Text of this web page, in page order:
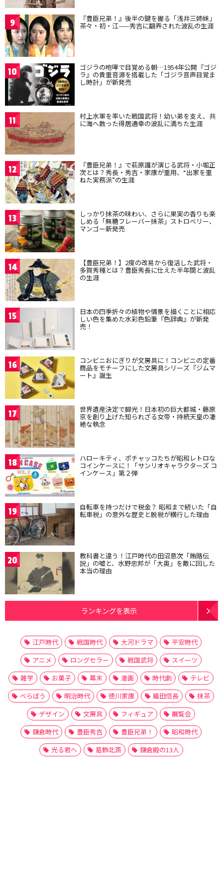
9 『豊臣兄弟！』後半の鍵を握る「浅井三姉妹」
茶々・初・江——秀吉に翻弄された波乱の生涯
10 ゴジラの咆哮で目覚める朝…1954年公開『ゴジ
ラ』の貴重音源を搭載した「ゴジラ音声目覚ま
し時計」が新発売
11 村上水軍を率いた戦国武将！幼い弟を支え、共
に海へ散った得居通幸の波乱に満ちた生涯
12 『豊臣兄弟！』で萩原護が演じる武将・小堀正
次とは？秀長・秀吉・家康が重用、“出家を重
ねた実務派”の生涯
13 しっかり抹茶の味わい、さらに果実の香りも楽
しめる「無糖フレーバー抹茶」ストロベリー、
マンゴー新発売
14 【豊臣兄弟！】2度の改易から復活した武将・
多賀秀種とは？豊臣秀長に仕えた半年間と波乱
の生涯
15 日本の四季折々の植物や情景を描くことに相応
しい色を集めた水彩色鉛筆『色辞典』が新発
売！
16 コンビニおにぎりが文房具に！コンビニの定番
商品をモチーフにした文房具シリーズ『ジムマ
ート』誕生
17 世界遺産決定で脚光！日本初の巨大都城・藤原
京を創り上げた知られざる女帝・持統天皇の凄
絶な執念
18 ハローキティ、ポチャッコたちが昭和レトロな
コインケースに！「サンリオキャラクターズ コ
インケース」第２弾
19 自転車を持つだけで税金？ 昭和まで続いた「自
転車税」の意外な歴史と脱税が横行した理由
20 教科書と違う！江戸時代の田沼意次「賄賂伝
説」の嘘と、水野忠邦が「大奥」を敵に回した
本当の理由
ランキングを表示
江戸時代 戦国時代 大河ドラマ
平安時代
アニメ
ロングセラー 戦国武将
スイーツ
雑学
お菓子 幕末 漫画 時代劇
テレビ
べらぼう
明治時代 徳川家康 織田信長
抹茶
デザイン
文房具 フィギュア
展覧会
鎌倉時代
豊臣秀吉 豊臣兄弟！
昭和時代
光る君へ
葛飾北斎 鎌倉殿の13人